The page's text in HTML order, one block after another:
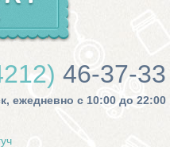
46-37-33
ежедневно с 10:00 до 22:00